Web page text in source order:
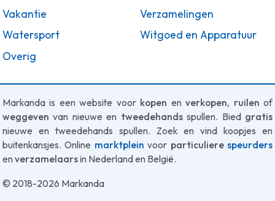
Vakantie
Verzamelingen
Watersport
Witgoed en Apparatuur
Overig
Markanda is een website voor kopen enverkopen, ruilen of
weggeven van nieuwe en tweedehandsspullen. Bied gratis
nieuwe en tweedehands spullen. Zoek en vind koopjes en
buitenkansjes. Online marktplein voor particulierespeurders
en verzamelaarsin Nederland en België.
© 2018-2026 Markanda